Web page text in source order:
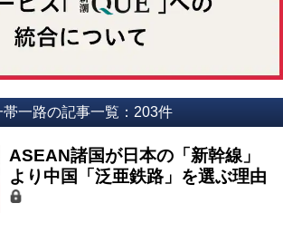
帯一路の記事一覧：203件
ASEAN諸国が日本の「新幹線」
より中国「泛亜鉄路」を選ぶ理由